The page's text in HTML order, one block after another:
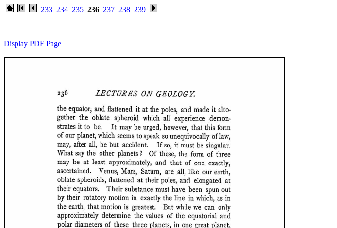
233 234 235 236 237 238 239
Display PDF Page